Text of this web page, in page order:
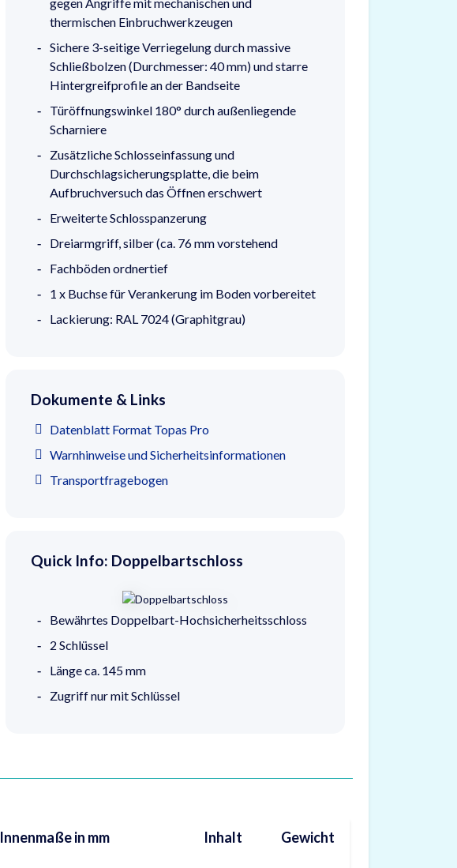
thermischen Einbruchwerkzeugen
Sichere 3-seitige Verriegelung durch massive
Schließbolzen (Durchmesser: 40 mm) und starre
Hintergreifprofile an der Bandseite
Türöffnungswinkel 180° durch außenliegende
Scharniere
Zusätzliche Schlosseinfassung und
Durchschlagsicherungsplatte, die beim
Aufbruchversuch das Öffnen erschwert
Erweiterte Schlosspanzerung
Dreiarmgriff, silber (ca. 76 mm vorstehend
Fachböden ordnertief
1 x Buchse für Verankerung im Boden vorbereitet
Lackierung: RAL 7024 (Graphitgrau)
Dokumente & Links
Datenblatt Format Topas Pro
Warnhinweise und Sicherheitsinformationen
Transportfragebogen
Quick Info: Doppelbartschloss
Bewährtes Doppelbart-Hochsicherheitsschloss
2 Schlüssel
Länge ca. 145 mm
Zugriff nur mit Schlüssel
Innenmaße in mm Inhalt Gewicht